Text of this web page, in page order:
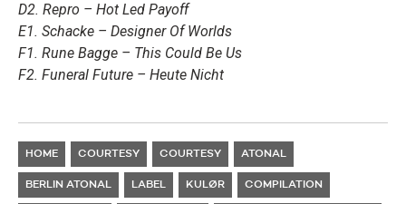
D2. Repro – Hot Led Payoff
E1. Schacke – Designer Of Worlds
F1. Rune Bagge – This Could Be Us
F2. Funeral Future – Heute Nicht
HOME COURTESY COURTESY ATONAL
BERLIN ATONAL LABEL KULØR COMPILATION